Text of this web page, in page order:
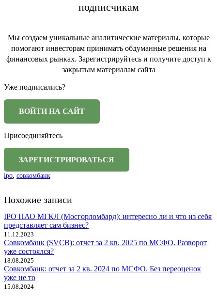
подписчикам
Мы создаем уникальные аналитические материалы, которые
помогают инвесторам принимать обдуманные решения на
финансовых рынках. Зарегистрируйтесь и получите доступ к
закрытым материалам сайта
Уже подписались?
Присоединяйтесь
ipo, совкомбанк
Похожие записи
IPO ПАО МГКЛ (Мосгорломбард): интересно ли и что из себя
представляет сам бизнес?
11.12.2023
Совкомбанк (SVCB): отчет за 2 кв. 2025 по МСФО. Разворот
уже состоялся?
18.08.2025
Совкомбанк: отчет за 2 кв. 2024 по МСФО. Без переоценок
уже не то
15.08.2024